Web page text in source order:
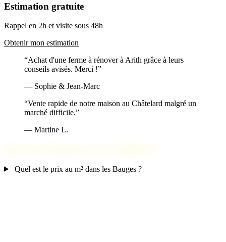
Estimation gratuite
Rappel en 2h et visite sous 48h
Obtenir mon estimation
“Achat d'une ferme à rénover à Arith grâce à leurs
conseils avisés. Merci !”
— Sophie & Jean-Marc
“Vente rapide de notre maison au Châtelard malgré un
marché difficile.”
— Martine L.
Quel est le prix au m² dans les Bauges ?